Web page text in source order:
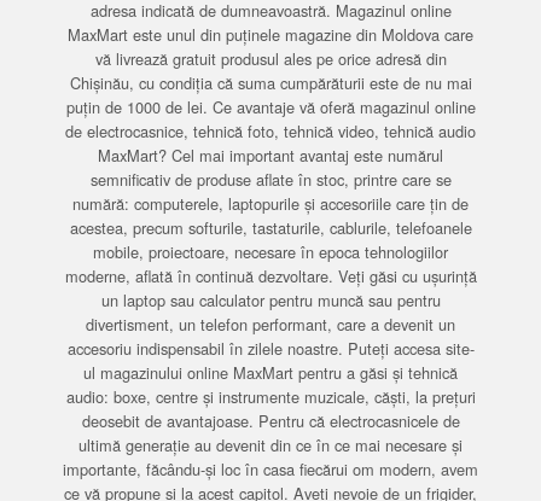
adresa indicată de dumneavoastră. Magazinul online
MaxMart este unul din puținele magazine din Moldova care
vă livrează gratuit produsul ales pe orice adresă din
Chișinău, cu condiția că suma cumpărăturii este de nu mai
puțin de 1000 de lei. Ce avantaje vă oferă magazinul online
de electrocasnice, tehnică foto, tehnică video, tehnică audio
MaxMart? Cel mai important avantaj este numărul
semnificativ de produse aflate în stoc, printre care se
numără: computerele, laptopurile și accesoriile care țin de
acestea, precum softurile, tastaturile, cablurile, telefoanele
mobile, proiectoare, necesare în epoca tehnologiilor
moderne, aflată în continuă dezvoltare. Veți găsi cu ușurință
un laptop sau calculator pentru muncă sau pentru
divertisment, un telefon performant, care a devenit un
accesoriu indispensabil în zilele noastre. Puteți accesa site-
ul magazinului online MaxMart pentru a găsi și tehnică
audio: boxe, centre și instrumente muzicale, căști, la prețuri
deosebit de avantajoase. Pentru că electrocasnicele de
ultimă generație au devenit din ce în ce mai necesare și
importante, făcându-și loc în casa fiecărui om modern, avem
ce vă propune și la acest capitol. Aveți nevoie de un frigider,